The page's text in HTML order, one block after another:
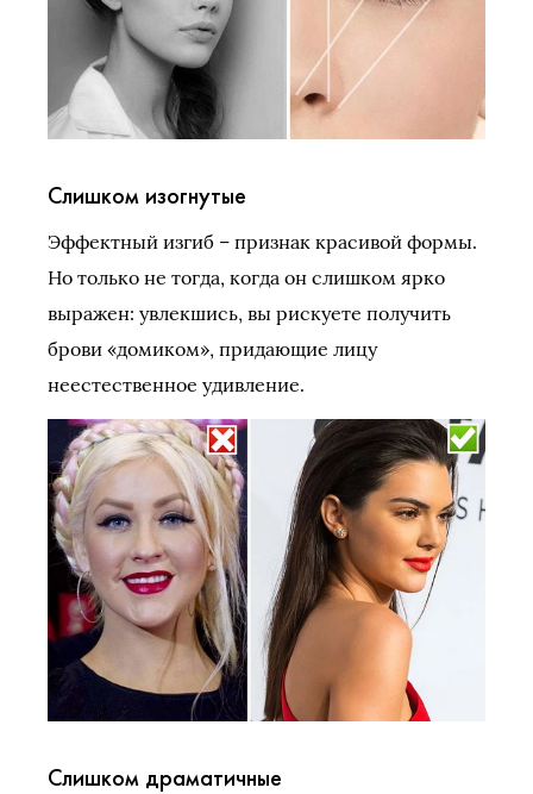
Слишком изогнутые
Эффектный изгиб – признак красивой формы.
Но только не тогда, когда он слишком ярко
выражен: увлекшись, вы рискуете получить
брови «домиком», придающие лицу
неестественное удивление.
Слишком драматичные